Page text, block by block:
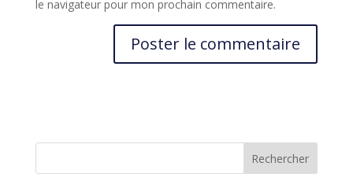
le navigateur pour mon prochain commentaire.
Rechercher